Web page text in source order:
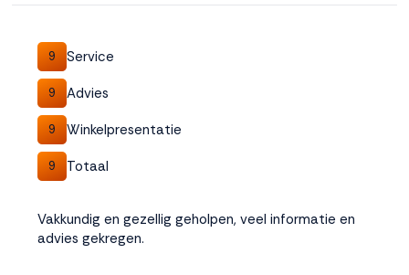
9 Service
9 Advies
9 Winkelpresentatie
9 Totaal
Vakkundig en gezellig geholpen, veel informatie en
advies gekregen.